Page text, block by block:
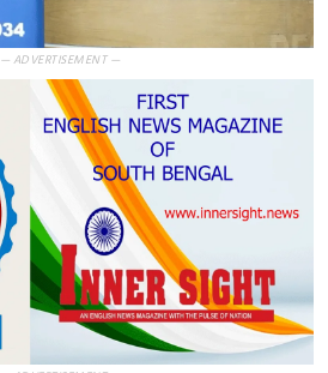
— ADVERTISEMENT —